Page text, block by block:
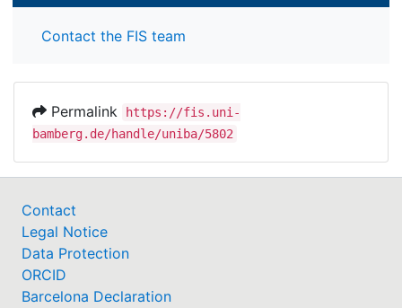
Contact the FIS team
Permalink
https://fis.uni-
bamberg.de/handle/uniba/5802
Contact
Legal Notice
Data Protection
ORCID
Barcelona Declaration